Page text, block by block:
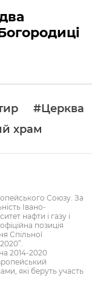
#Церква
храм
Союзу. За
Івано-
нафти і газу і
позиція
Спільної
2014-2020
які беруть участь